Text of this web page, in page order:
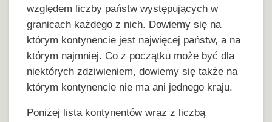
względem liczby państw występujących w
granicach każdego z nich. Dowiemy się na
którym kontynencie jest najwięcej państw, a na
którym najmniej. Co z początku może być dla
niektórych zdziwieniem, dowiemy się także na
którym kontynencie nie ma ani jednego kraju.
Poniżej lista kontynentów wraz z liczbą